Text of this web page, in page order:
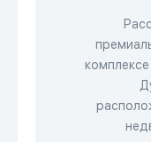
комплексе